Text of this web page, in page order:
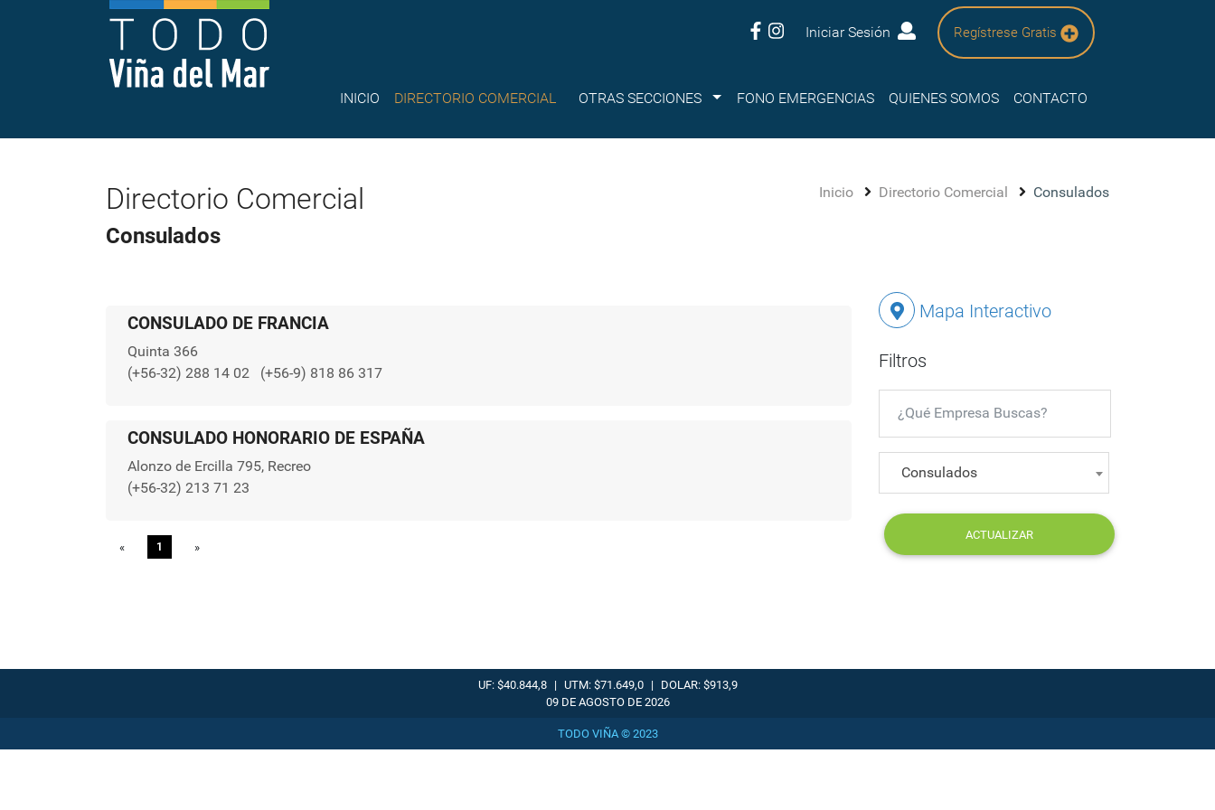
Iniciar Sesión Regístrese Gratis
INICIO DIRECTORIO COMERCIAL OTRAS SECCIONES Submenu
FONO EMERGENCIAS QUIENES SOMOS CONTACTO
Directorio Comercial
Consulados
Inicio Directorio Comercial Consulados
Mapa Interactivo
Filtros
Consulados
ACTUALIZAR
CONSULADO DE FRANCIA
Quinta 366
(+56-32) 288 14 02
(+56-9) 818 86 317
CONSULADO HONORARIO DE ESPAÑA
Alonzo de Ercilla 795, Recreo
(+56-32) 213 71 23
« Previous
1 »
UF: $40.844,8 | UTM: $71.649,0 |
DOLAR: $913,9
09 DE AGOSTO DE 2026
TODO VIÑA © 2023